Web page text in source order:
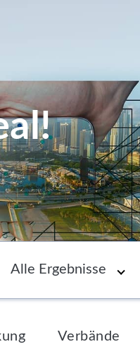
Newsletter
Choose an option
Verbände